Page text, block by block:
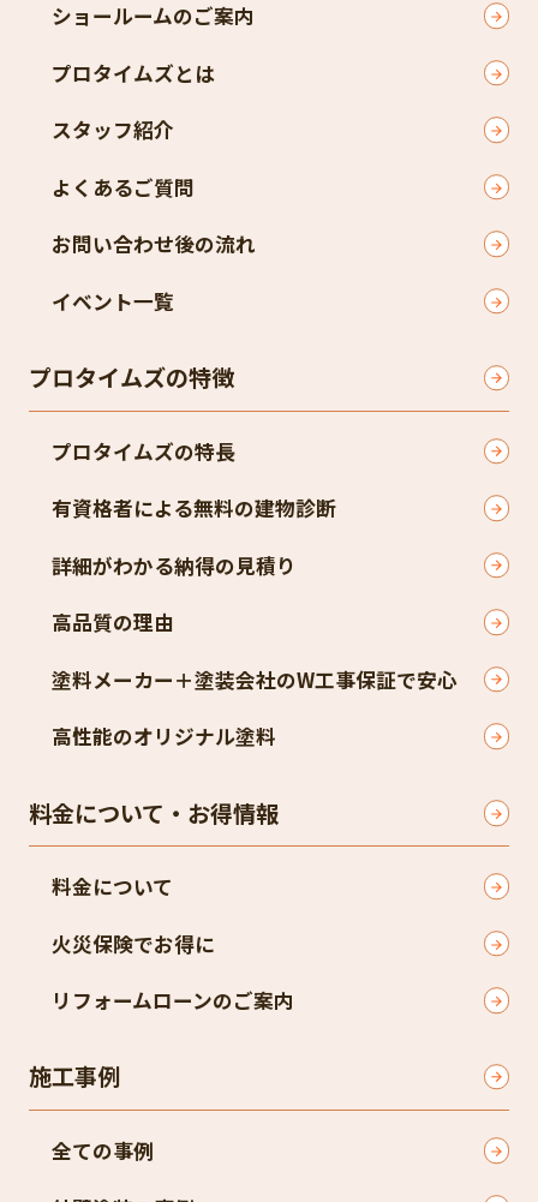
ショールームのご案内
プロタイムズとは
スタッフ紹介
よくあるご質問
お問い合わせ後の流れ
イベント一覧
プロタイムズの特徴
プロタイムズの特長
有資格者による無料の建物診断
詳細がわかる納得の見積り
高品質の理由
塗料メーカー＋塗装会社のW工事保証で安心
高性能のオリジナル塗料
料金について・お得情報
料金について
火災保険でお得に
リフォームローンのご案内
施工事例
全ての事例